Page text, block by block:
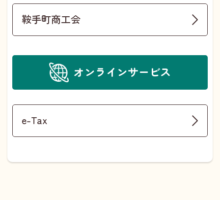
鞍手町商工会
オンラインサービス
e-Tax